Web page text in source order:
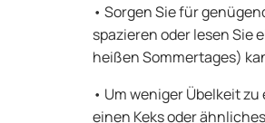
• Sorgen Sie für
spazieren oder lesen Sie
heißen Sommertages)
• Um weniger Übelkeit
einen Keks oder